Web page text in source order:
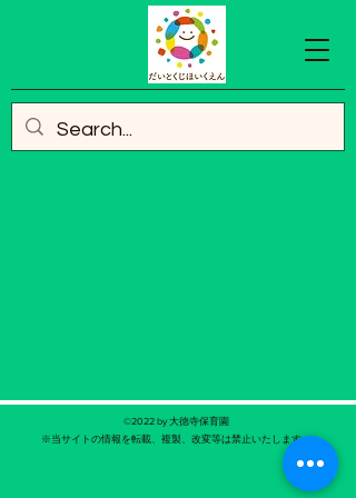
©2022 by 大徳寺保育園
​※当サイトの情報を転載、複製、改変等は禁止いたします。